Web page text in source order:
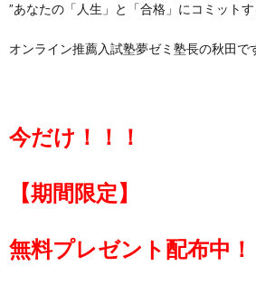
”あなたの「人生」と「合格」にコミットす
オンライン推薦入試塾夢ゼミ塾長の秋田で
今だけ！！！
【期間限定】
無料プレゼント配布中！